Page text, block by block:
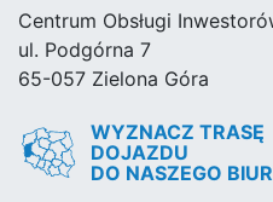
Centrum Obsługi
ul. Podgórna 7
65-057 Zielona Góra
WYZNACZ TRASĘ
DOJAZDU
DO NASZEGO